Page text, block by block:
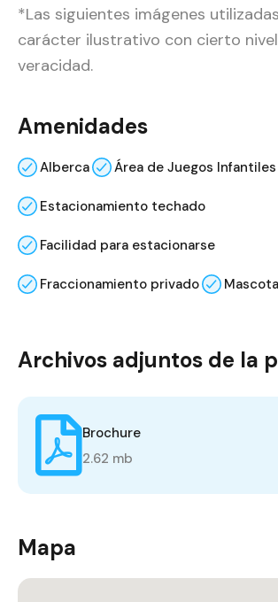
*Las siguientes imágenes
carácter ilustrativo con cierto
veracidad.
Amenidades
Alberca Área de Juegos Infantiles
Estacionamiento techado
Facilidad para estacionarse
Fraccionamiento privado
Archivos adjuntos de la
Brochure
2.62 mb
Mapa